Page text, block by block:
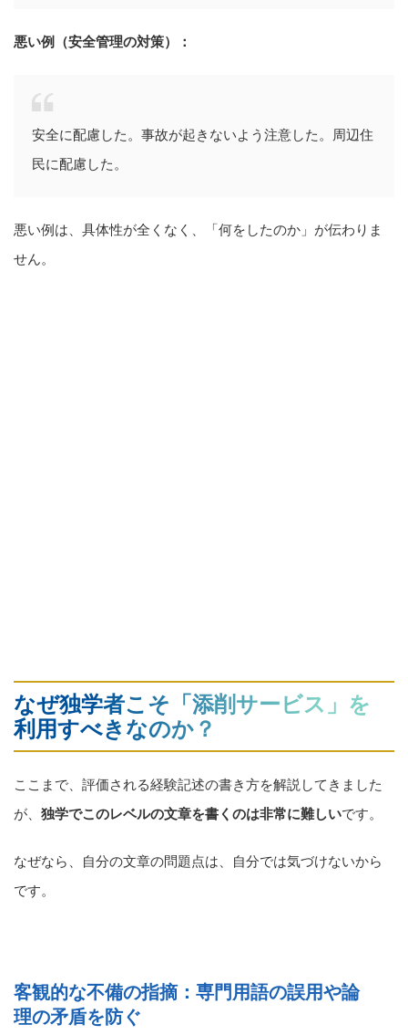
悪い例（安全管理の対策）：
安全に配慮した。事故が起きないよう注意した。周辺住
民に配慮した。
悪い例は、具体性が全くなく、「何をしたのか」が伝わりま
せん。
なぜ独学者こそ「添削サービス」を
利用すべきなのか？
ここまで、評価される経験記述の書き方を解説してきました
が、 独学でこのレベルの文章を書くのは非常に難しいです。
なぜなら、自分の文章の問題点は、自分では気づけないから
です。
客観的な不備の指摘：専門用語の誤用や論
理の矛盾を防ぐ